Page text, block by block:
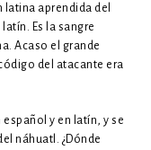
aprendida del
Es la sangre
Acaso el grande
del atacante era
y en latín, y se
náhuatl. ¿Dónde